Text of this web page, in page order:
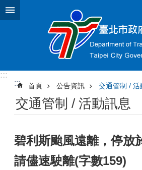
跳到主要內容區塊
:::
:::
首頁 公告資訊 交通管制 / 活
交通管制 / 活動訊息
碧利斯颱風遠離，停放
請儘速駛離(字數159)